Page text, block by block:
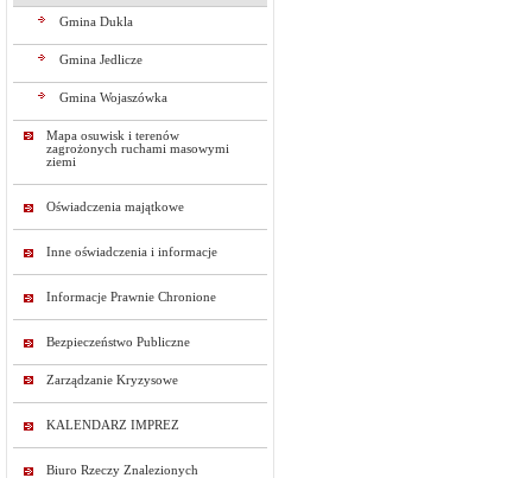
Gmina Dukla
Gmina Jedlicze
Gmina Wojaszówka
Mapa osuwisk i terenów
zagrożonych ruchami masowymi
ziemi
Oświadczenia majątkowe
Inne oświadczenia i informacje
Informacje Prawnie Chronione
Bezpieczeństwo Publiczne
Zarządzanie Kryzysowe
KALENDARZ IMPREZ
Biuro Rzeczy Znalezionych